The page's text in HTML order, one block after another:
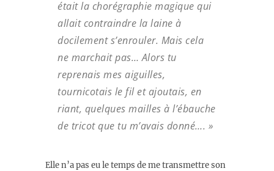
était la chorégraphie magique qui
allait contraindre la laine à
docilement s’enrouler. Mais cela
ne marchait pas… Alors tu
reprenais mes aiguilles,
tournicotais le fil et ajoutais, en
riant, quelques mailles à l’ébauche
de tricot que tu m’avais donné…. »
Elle n’a pas eu le temps de me transmettre son